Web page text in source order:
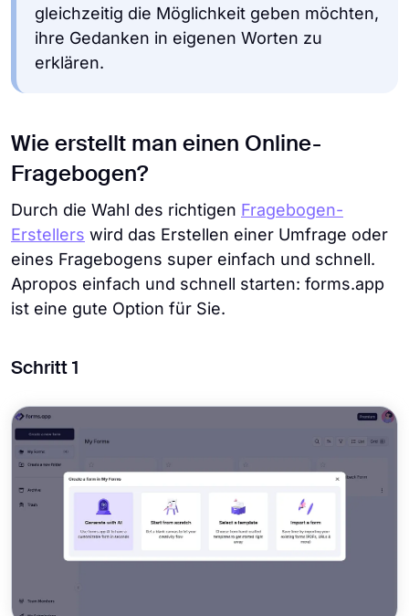
gleichzeitig die Möglichkeit geben möchten,
ihre Gedanken in eigenen Worten zu
erklären.
Wie erstellt man einen Online-
Fragebogen?
Durch die Wahl des richtigen Fragebogen-
Erstellers wird das Erstellen einer Umfrage oder
eines Fragebogens super einfach und schnell.
Apropos einfach und schnell starten: forms.app
ist eine gute Option für Sie.
Schritt 1